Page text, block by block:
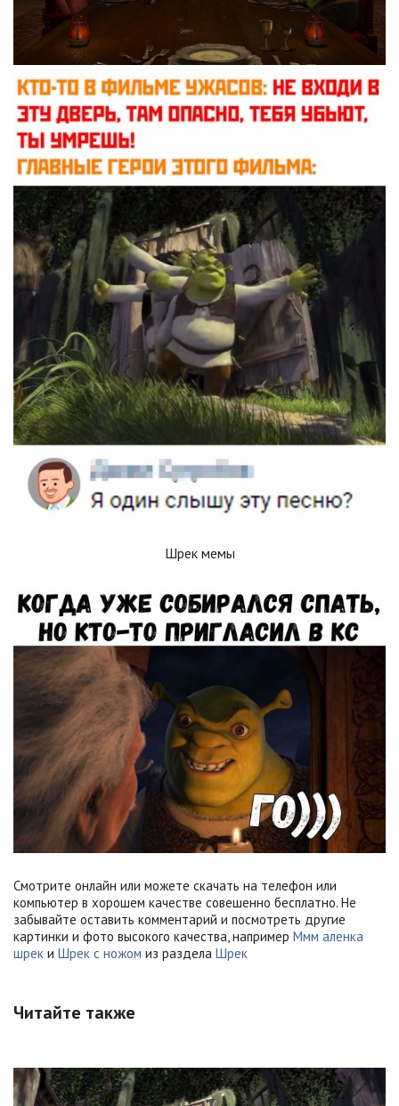
Шрек мемы
Смотрите онлайн или можете скачать на телефон или
компьютер в хорошем качестве совешенно бесплатно. Не
забывайте оставить комментарий и посмотреть другие
картинки и фото высокого качества, например Ммм аленка
шрек и Шрек с ножом из раздела Шрек
Читайте также